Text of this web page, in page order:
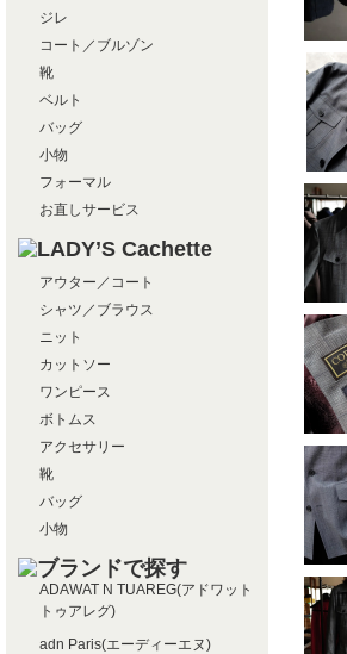
ジレ
コート／ブルゾン
靴
ベルト
バッグ
小物
フォーマル
お直しサービス
アウター／コート
シャツ／ブラウス
ニット
カットソー
ワンピース
ボトムス
アクセサリー
靴
バッグ
小物
ADAWAT N TUAREG(アドワット
トゥアレグ)
adn Paris(エーディーエヌ)